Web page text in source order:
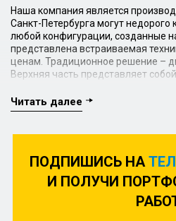
Наша компания является
Санкт-Петербурга могут недорого
любой конфигурации, созданные
представлена встраиваемая
ценам. Традиционное решение –
Верхняя часть представляет
встраивания техники. Также
имеющих лишь один или три
особенно удобны для помещений
кухонной утвари, используемой
Одно- и трёхъярусные
Читать далее
ПОДПИШИСЬ НА
И ПОЛУЧИ